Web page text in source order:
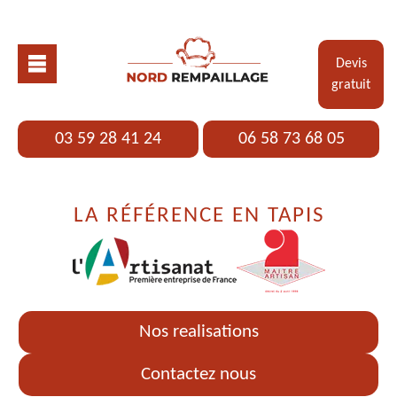
Devis
gratuit
03 59 28 41 24 06 58 73 68 05
LA RÉFÉRENCE EN TAPIS
Nos realisations
Contactez nous